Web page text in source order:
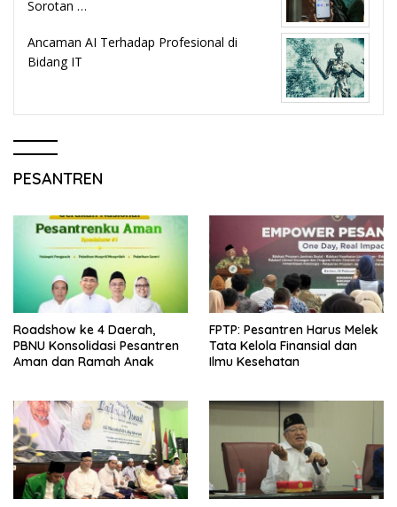
Sorotan …
Ancaman AI Terhadap Profesional di
Bidang IT
PESANTREN
Roadshow ke 4 Daerah,
PBNU Konsolidasi Pesantren
Aman dan Ramah Anak
FPTP: Pesantren Harus Melek
Tata Kelola Finansial dan
Ilmu Kesehatan